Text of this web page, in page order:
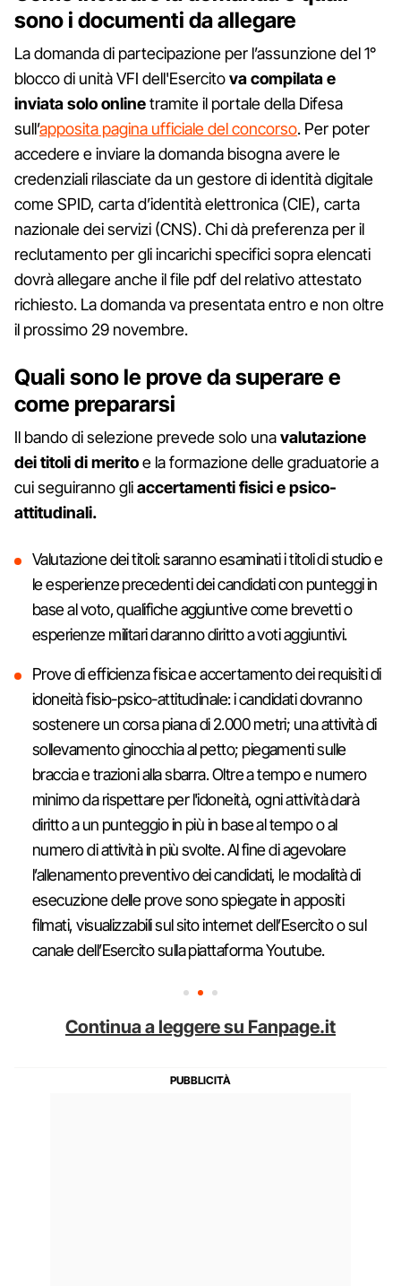
sono i documenti da allegare
La domanda di partecipazione per l’assunzione del 1°
blocco di unità VFI dell'Esercitova compilata e
inviata solo onlinetramite il portale della Difesa
sull’apposita pagina ufficiale del concorso. Per poter
accedere e inviare la domanda bisogna avere le
credenziali rilasciate da un gestore di identità digitale
come SPID, carta d’identità elettronica (CIE), carta
nazionale dei servizi (CNS). Chi dà preferenza per il
reclutamento per gli incarichi specifici sopra elencati
dovrà allegare anche il file pdf del relativo attestato
richiesto. La domanda va presentata entro e non oltre
il prossimo 29 novembre.
Quali sono le prove da superare e
come prepararsi
Il bando di selezione prevede solo unavalutazione
dei titoli di meritoe la formazione delle graduatorie a
cui seguiranno gliaccertamenti fisici e psico-
attitudinali.
Valutazione dei titoli: saranno esaminati i titoli di studio e
le esperienze precedenti dei candidati con punteggi in
base al voto, qualifiche aggiuntive come brevetti o
esperienze militari daranno diritto a voti aggiuntivi.
Prove di efficienza fisica e accertamento dei requisiti di
idoneità fisio-psico-attitudinale: i candidati dovranno
sostenere un corsa piana di 2.000 metri; una attività di
sollevamento ginocchia al petto; piegamenti sulle
braccia e trazioni alla sbarra. Oltre a tempo e numero
minimo da rispettare per l'idoneità, ogni attività darà
diritto a un punteggio in più in base al tempo o al
numero di attività in più svolte. Al fine di agevolare
l’allenamento preventivo dei candidati, le modalità di
esecuzione delle prove sono spiegate in appositi
filmati, visualizzabili sul sito internet dell’Esercito o sul
canale dell’Esercito sulla piattaforma Youtube.
Continua a leggere su Fanpage.it